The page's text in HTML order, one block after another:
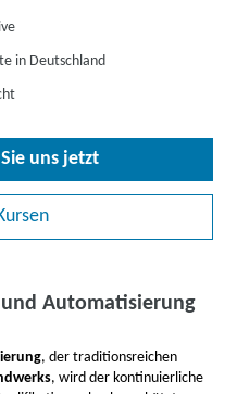
in Deutschland
uns jetzt
Automatisierung
, der traditionsreichen
, wird der kontinuierliche